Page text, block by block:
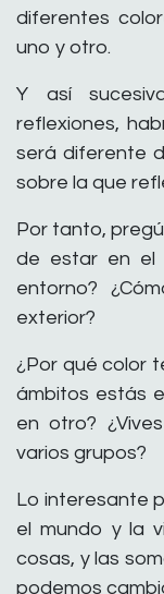
diferentes
uno y otro.
Y así
reflexiones,
será diferente
sobre la que
Por tanto,
de estar en el
entorno?
exterior?
¿Por qué color
ámbitos estás
en otro?
varios grupos?
Lo interesante
el mundo y la
cosas, y las
podemos